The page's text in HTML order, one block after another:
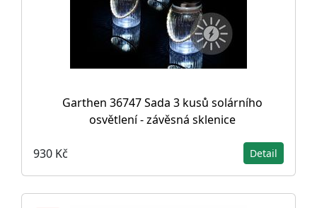
Garthen 36747 Sada 3 kusů solárního
osvětlení - závěsná sklenice
930 Kč Detail